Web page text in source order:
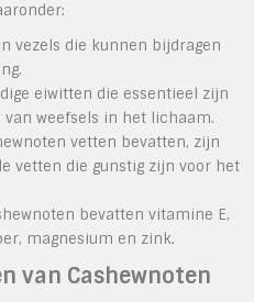
vezels die kunnen bijdragen
eiwitten die essentieel zijn
weefsels in het lichaam.
vetten bevatten, zijn
vetten die gunstig zijn voor het
bevatten vitamine E,
magnesium en zink.
van Cashewnoten